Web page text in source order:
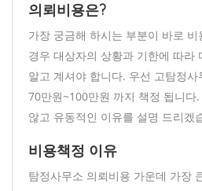
의뢰비용은?
가장 궁금해 하시는 부분이 바로
경우 대상자의 상황과 기한에 따라
알고 계셔야 합니다. 우선 고탐정
70만원~100만원 까지 책정 됩니다
않고 유동적인 이유를 설명 드리겠
비용책정 이유
탐정사무소 의뢰비용 가운데 가장